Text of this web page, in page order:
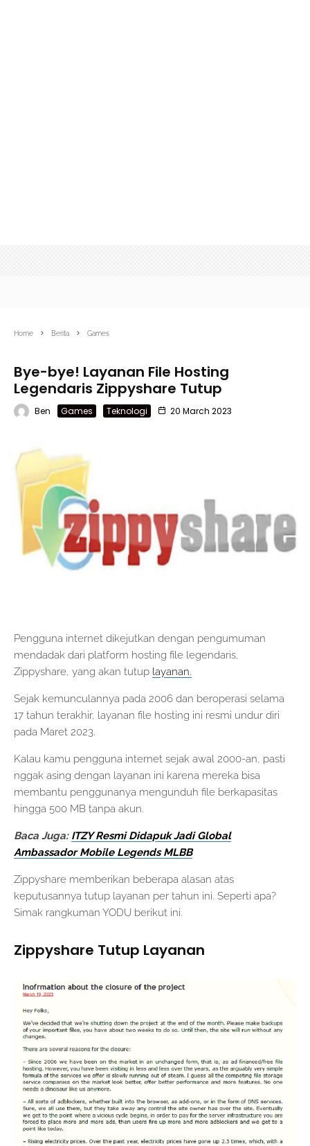
Home Berita Games
Bye-bye! Layanan File Hosting
Legendaris Zippyshare Tutup
Ben Games Teknologi 20 March 2023
Pengguna internet dikejutkan dengan pengumuman
mendadak dari platform hosting file legendaris,
Zippyshare, yang akan tutup layanan.
Sejak kemunculannya pada 2006 dan beroperasi selama
17 tahun terakhir, layanan file hosting ini resmi undur diri
pada Maret 2023.
Kalau kamu pengguna internet sejak awal 2000-an, pasti
nggak asing dengan layanan ini karena mereka bisa
membantu penggunanya mengunduh file berkapasitas
hingga 500 MB tanpa akun.
Baca Juga: ITZY Resmi Didapuk Jadi Global
Ambassador Mobile Legends MLBB
Zippyshare memberikan beberapa alasan atas
keputusannya tutup layanan per tahun ini. Seperti apa?
Simak rangkuman YODU berikut ini.
Zippyshare Tutup Layanan